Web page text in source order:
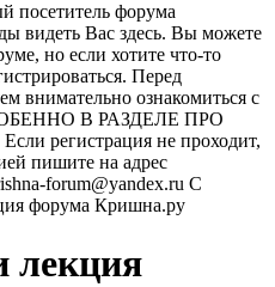
посетитель форума
видеть Вас здесь. Вы можете
но если хотите что-то
Перед
внимательно ознакомиться с
В РАЗДЕЛЕ ПРО
регистрация не проходит,
пишите на адрес
forum@yandex.ru С
форума Кришна.ру
лекция